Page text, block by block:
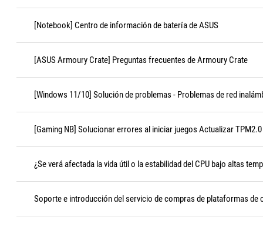
[Notebook] Centro de información de batería de ASUS
[ASUS Armoury Crate] Preguntas frecuentes de Armoury Crate
[Windows 11/10] Solución de problemas - Problemas de red
[Gaming NB] Solucionar errores al iniciar juegos Actualizar TPM2.0
¿Se verá afectada la vida útil o la estabilidad del CPU bajo altas
Soporte e introducción del servicio de compras de plataformas de